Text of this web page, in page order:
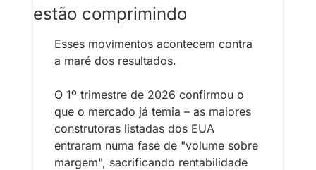
estão comprimindo
Esses movimentos acontecem contra
a maré dos resultados.
O 1º trimestre de 2026 confirmou o
que o mercado já temia – as maiores
construtoras listadas dos EUA
entraram numa fase de "volume sobre
margem", sacrificando rentabilidade